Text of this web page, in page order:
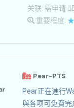
关联: 需申请
重要程度:
Pear-PTS
Pear正在進行
與各项可免費完